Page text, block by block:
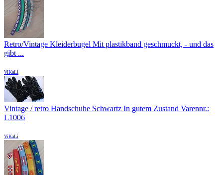
Retro/Vintage Kleiderbugel Mit plastikband geschmuckt, - und das
gibt ...
ViKaLi
Vintage / retro Handschuhe Schwartz In gutem Zustand Varennr.:
L1006
ViKaLi